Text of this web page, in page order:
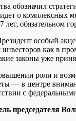
обозначил
идет о
лет, обязательном
особый
инвесторов как в
законы уже
роли и
— в центре
с
председателя